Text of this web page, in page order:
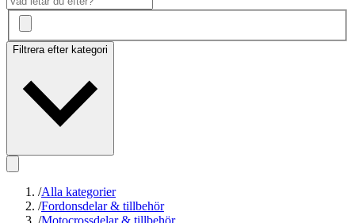
Filtrera efter kategori
/Alla kategorier
/Fordonsdelar & tillbehör